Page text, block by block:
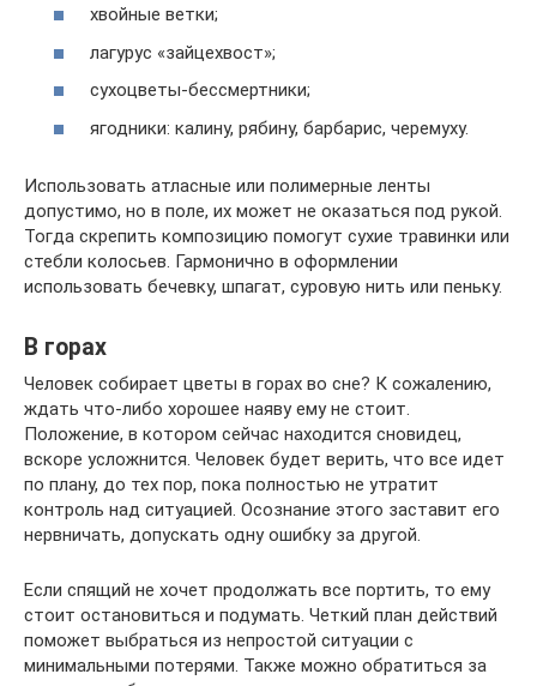
хвойные ветки;
лагурус «зайцехвост»;
сухоцветы-бессмертники;
ягодники: калину, рябину, барбарис, черемуху.
Использовать атласные или полимерные ленты
допустимо, но в поле, их может не оказаться под рукой.
Тогда скрепить композицию помогут сухие травинки или
стебли колосьев. Гармонично в оформлении
использовать бечевку, шпагат, суровую нить или пеньку.
В горах
Человек собирает цветы в горах во сне? К сожалению,
ждать что-либо хорошее наяву ему не стоит.
Положение, в котором сейчас находится сновидец,
вскоре усложнится. Человек будет верить, что все идет
по плану, до тех пор, пока полностью не утратит
контроль над ситуацией. Осознание этого заставит его
нервничать, допускать одну ошибку за другой.
Если спящий не хочет продолжать все портить, то ему
стоит остановиться и подумать. Четкий план действий
поможет выбраться из непростой ситуации с
минимальными потерями. Также можно обратиться за